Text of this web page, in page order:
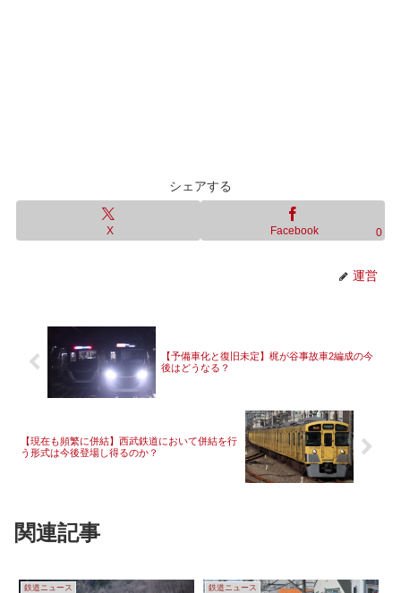
シェアする
X Facebook 0
運営
【予備車化と復旧未定】梶が谷事故車2編成の今
後はどうなる？
【現在も頻繁に併結】西武鉄道において併結を行
う形式は今後登場し得るのか？
関連記事
鉄道ニュース 鉄道ニュース